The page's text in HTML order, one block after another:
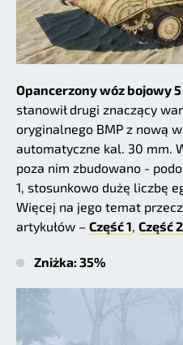
Opancerzony wóz bojowy
stanowił drugi znaczący
oryginalnego BMP z nową
automatyczne kal. 30 mm.
poza nim zbudowano -
1, stosunkowo dużę liczbę
Więcej na jego temat
artykułów – Część 1, Część 2
Zniżka: 35%